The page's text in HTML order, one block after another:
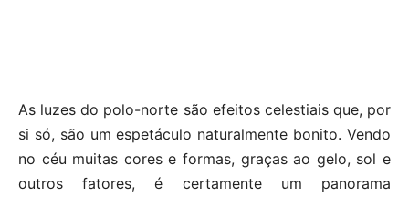
As luzes do polo-norte são efeitos celestiais que, por
si só, são um espetáculo naturalmente bonito. Vendo
no céu muitas cores e formas, graças ao gelo, sol e
outros fatores, é certamente um panorama